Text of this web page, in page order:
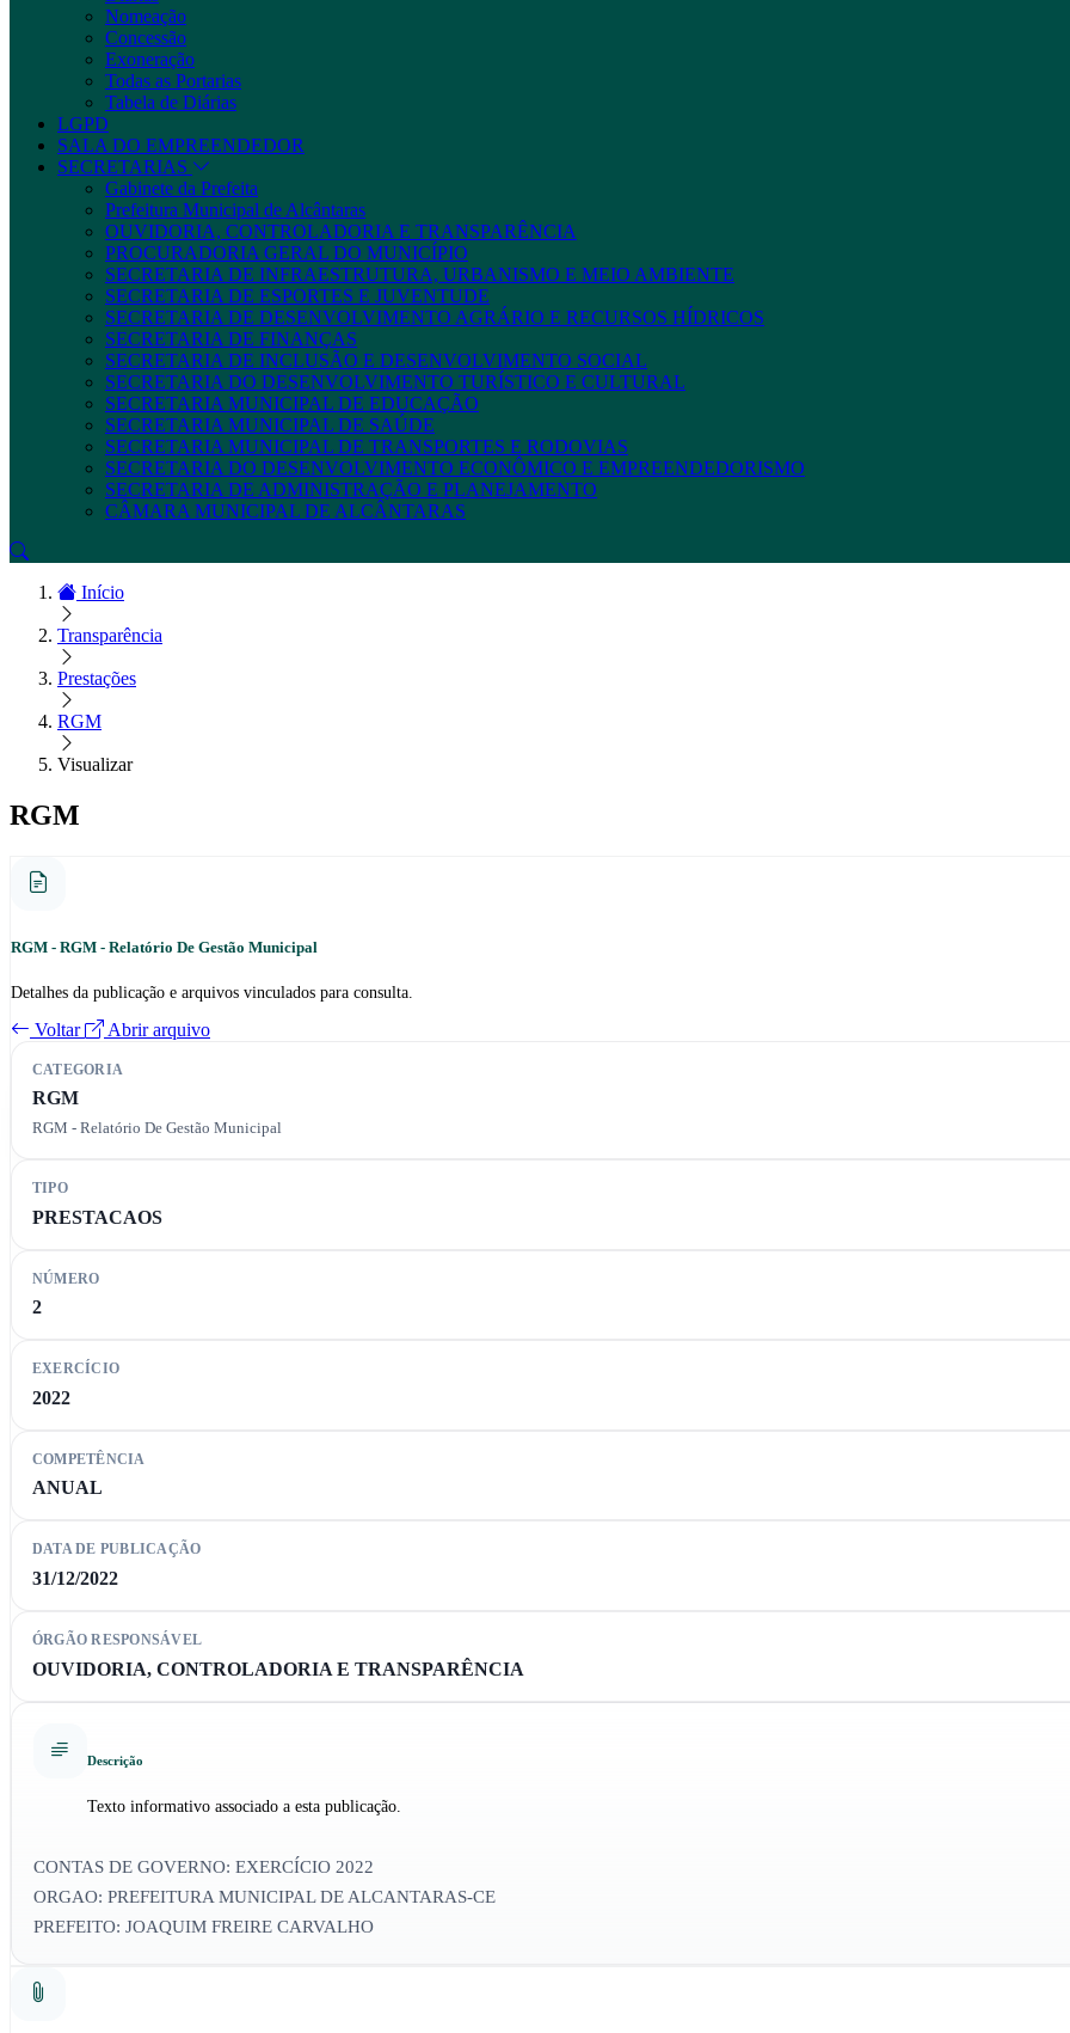
Nomeação
Concessão
Exoneração
Todas as Portarias
Tabela de Diárias
LGPD
SALA DO EMPREENDEDOR
SECRETARIAS
Gabinete da Prefeita
Prefeitura Municipal de Alcântaras
OUVIDORIA, CONTROLADORIA E TRANSPARÊNCIA
PROCURADORIA GERAL DO MUNICÍPIO
SECRETARIA DE INFRAESTRUTURA, URBANISMO E MEIO AMBIENTE
SECRETARIA DE ESPORTES E JUVENTUDE
SECRETARIA DE DESENVOLVIMENTO AGRÁRIO E RECURSOS HÍDRICOS
SECRETARIA DE FINANÇAS
SECRETARIA DE INCLUSÃO E DESENVOLVIMENTO SOCIAL
SECRETARIA DO DESENVOLVIMENTO TURÍSTICO E CULTURAL
SECRETARIA MUNICIPAL DE EDUCAÇÃO
SECRETARIA MUNICIPAL DE SAÚDE
SECRETARIA MUNICIPAL DE TRANSPORTES E RODOVIAS
SECRETARIA DO DESENVOLVIMENTO ECONÔMICO E EMPREENDEDORISMO
SECRETARIA DE ADMINISTRAÇÃO E PLANEJAMENTO
CÂMARA MUNICIPAL DE ALCÂNTARAS
Início
Transparência
Prestações
RGM
Visualizar
RGM
RGM - RGM - Relatório De Gestão Municipal
Detalhes da publicação e arquivos vinculados para consulta.
Voltar Abrir arquivo
CATEGORIA
RGM
RGM - Relatório De Gestão Municipal
TIPO
PRESTACAOS
NÚMERO
2
EXERCÍCIO
2022
COMPETÊNCIA
ANUAL
DATA DE PUBLICAÇÃO
31/12/2022
ÓRGÃO RESPONSÁVEL
OUVIDORIA, CONTROLADORIA E TRANSPARÊNCIA
Descrição
Texto informativo associado a esta publicação.
CONTAS DE GOVERNO: EXERCÍCIO 2022
ORGAO: PREFEITURA MUNICIPAL DE ALCANTARAS-CE
PREFEITO: JOAQUIM FREIRE CARVALHO